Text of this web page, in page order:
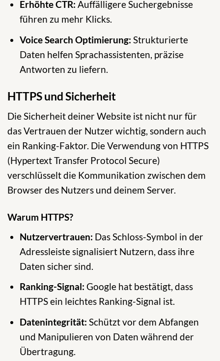
Erhöhte CTR: Auffälligere Suchergebnisse
führen zu mehr Klicks.
Voice Search Optimierung: Strukturierte
Daten helfen Sprachassistenten, präzise
Antworten zu liefern.
HTTPS und Sicherheit
Die Sicherheit deiner Website ist nicht nur für
das Vertrauen der Nutzer wichtig, sondern auch
ein Ranking-Faktor. Die Verwendung von HTTPS
(Hypertext Transfer Protocol Secure)
verschlüsselt die Kommunikation zwischen dem
Browser des Nutzers und deinem Server.
Warum HTTPS?
Nutzervertrauen: Das Schloss-Symbol in der
Adressleiste signalisiert Nutzern, dass ihre
Daten sicher sind.
Ranking-Signal: Google hat bestätigt, dass
HTTPS ein leichtes Ranking-Signal ist.
Datenintegrität: Schützt vor dem Abfangen
und Manipulieren von Daten während der
Übertragung.